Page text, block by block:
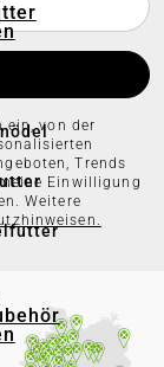
ein, von der
Trends
Einwilligung
Weitere